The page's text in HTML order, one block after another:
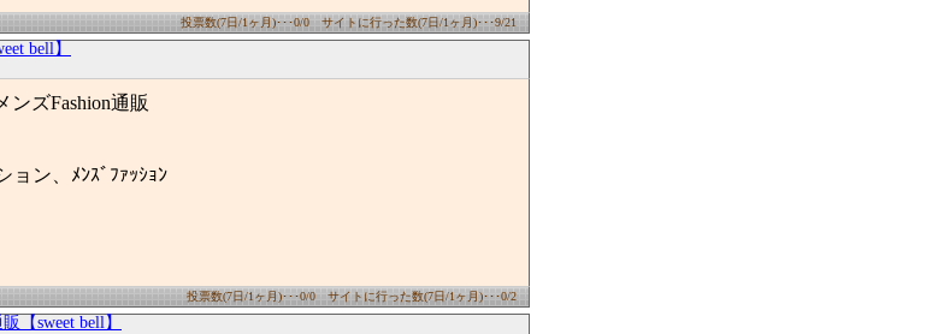
投票数(7日/1ヶ月)･･･0/0 サイトに行った数(7日/1ヶ月)･･･9/21
bell】
ンズFashion通販
ン、ﾒﾝｽﾞﾌｧｯｼｮﾝ
投票数(7日/1ヶ月)･･･0/0 サイトに行った数(7日/1ヶ月)･･･0/2
【sweet bell】